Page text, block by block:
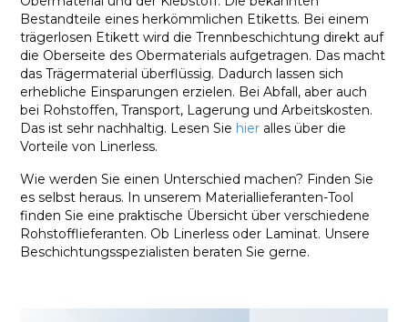
Bestandteile eines herkömmlichen Etiketts. Bei einem
trägerlosen Etikett wird die Trennbeschichtung direkt auf
die Oberseite des Obermaterials aufgetragen. Das macht
das Trägermaterial überflüssig. Dadurch lassen sich
erhebliche Einsparungen erzielen. Bei Abfall, aber auch
bei Rohstoffen, Transport, Lagerung und Arbeitskosten.
Das ist sehr nachhaltig. Lesen Sie hier alles über die
Vorteile von Linerless.
Wie werden Sie einen Unterschied machen? Finden Sie
es selbst heraus. In unserem Materiallieferanten-Tool
finden Sie eine praktische Übersicht über verschiedene
Rohstofflieferanten. Ob Linerless oder Laminat. Unsere
Beschichtungsspezialisten beraten Sie gerne.